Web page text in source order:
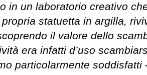
in un laboratorio creativo
statuetta in argilla,
il valore dello
era infatti d’uso
particolarmente soddisfatti